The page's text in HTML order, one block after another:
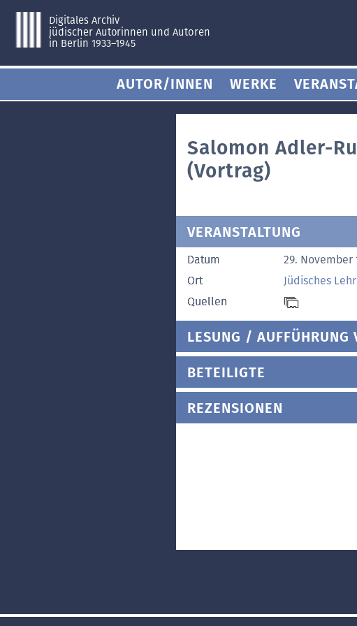
Digitales Archiv
jüdischer Autorinnen und Autoren
in Berlin 1933–1945
AUTOR/INNEN WERKE
Salomon Adler-
(Vortrag)
VERANSTALTUNG
Datum
29. November
Ort
Jüdisches
Quellen
LESUNG / AUFFÜHRUNG
BETEILIGTE
REZENSIONEN